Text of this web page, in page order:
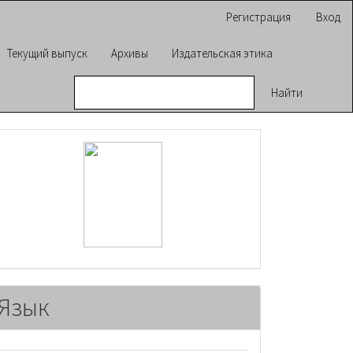
Регистрация Вход
Текущий выпуск Архивы Издательская этика
Найти